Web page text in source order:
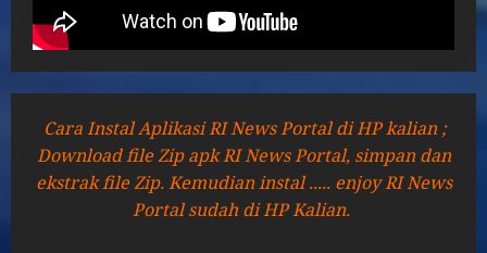
Cara Instal Aplikasi RI News Portal di HP kalian ;
Download file Zip apk RI News Portal, simpan dan
ekstrak file Zip. Kemudian instal ..... enjoy RI News
Portal sudah di HP Kalian.